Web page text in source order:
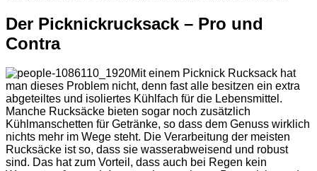
Der Picknickrucksack – Pro und
Contra
Mit einem Picknick Rucksack hat
man dieses Problem nicht, denn fast alle besitzen ein extra
abgeteiltes und isoliertes Kühlfach für die Lebensmittel.
Manche Rucksäcke bieten sogar noch zusätzlich
Kühlmanschetten für Getränke, so dass dem Genuss wirklich
nichts mehr im Wege steht. Die Verarbeitung der meisten
Rucksäcke ist so, dass sie wasserabweisend und robust
sind. Das hat zum Vorteil, dass auch bei Regen kein